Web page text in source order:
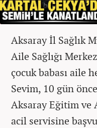
Aksaray İl Sağlık
Aile Sağlığı
çocuk babası aile
Sevim, 10 gün
Aksaray Eğitim ve
acil servisine